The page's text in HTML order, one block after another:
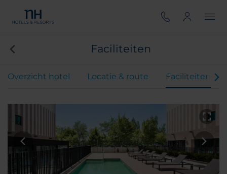
Faciliteiten
Overzicht hotel Locatie & route Faciliteiten